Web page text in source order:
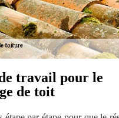
travail pour le
de toit